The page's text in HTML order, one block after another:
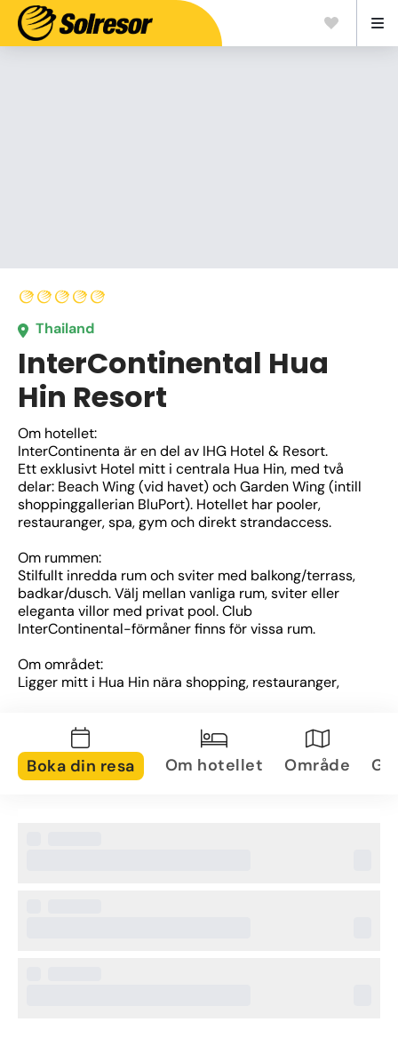
Thailand
InterContinental Hua
Hin Resort
Om hotellet:
InterContinenta är en del av IHG Hotel & Resort.
Ett exklusivt Hotel mitt i centrala Hua Hin, med två
delar: Beach Wing (vid havet) och Garden Wing (intill
shoppinggallerian BluPort). Hotellet har pooler,
restauranger, spa, gym och direkt strandaccess.
Om rummen:
Stilfullt inredda rum och sviter med balkong/terrass,
badkar/dusch. Välj mellan vanliga rum, sviter eller
eleganta villor med privat pool. Club
InterContinental-förmåner finns för vissa rum.
Om området:
Ligger mitt i Hua Hin nära shopping, restauranger,
Övrigt:
- Spa
Boka din resa Om hotellet Område